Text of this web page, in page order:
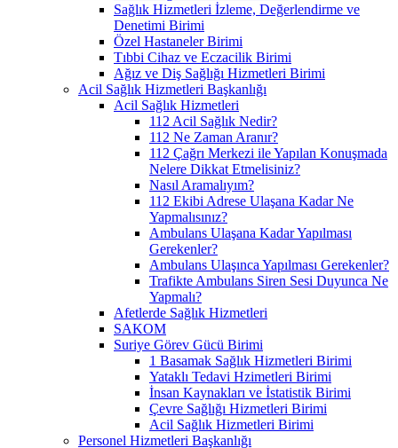
Sağlık Hizmetleri İzleme, Değerlendirme ve
Denetimi Birimi
Özel Hastaneler Birimi
Tıbbi Cihaz ve Eczacilik Birimi
Ağız ve Diş Sağlığı Hizmetleri Birimi
Acil Sağlık Hizmetleri Başkanlığı
Acil Sağlık Hizmetleri
112 Acil Sağlık Nedir?
112 Ne Zaman Aranır?
112 Çağrı Merkezi ile Yapılan Konuşmada
Nelere Dikkat Etmelisiniz?
Nasıl Aramalıyım?
112 Ekibi Adrese Ulaşana Kadar Ne
Yapmalısınız?
Ambulans Ulaşana Kadar Yapılması
Gerekenler?
Ambulans Ulaşınca Yapılması Gerekenler?
Trafikte Ambulans Siren Sesi Duyunca Ne
Yapmalı?
Afetlerde Sağlık Hizmetleri
SAKOM
Suriye Görev Gücü Birimi
1 Basamak Sağlık Hizmetleri Birimi
Yataklı Tedavi Hzimetleri Birimi
İnsan Kaynakları ve İstatistik Birimi
Çevre Sağlığı Hizmetleri Birimi
Acil Sağlık Hizmetleri Birimi
Personel Hizmetleri Başkanlığı